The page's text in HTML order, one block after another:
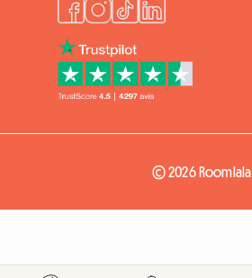
© 2026 Roomlala